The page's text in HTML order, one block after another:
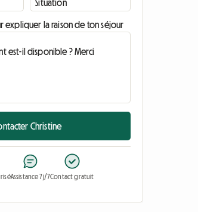
expliquer la raison de ton séjour
Christine
Assistance 7j/7Contact gratuit